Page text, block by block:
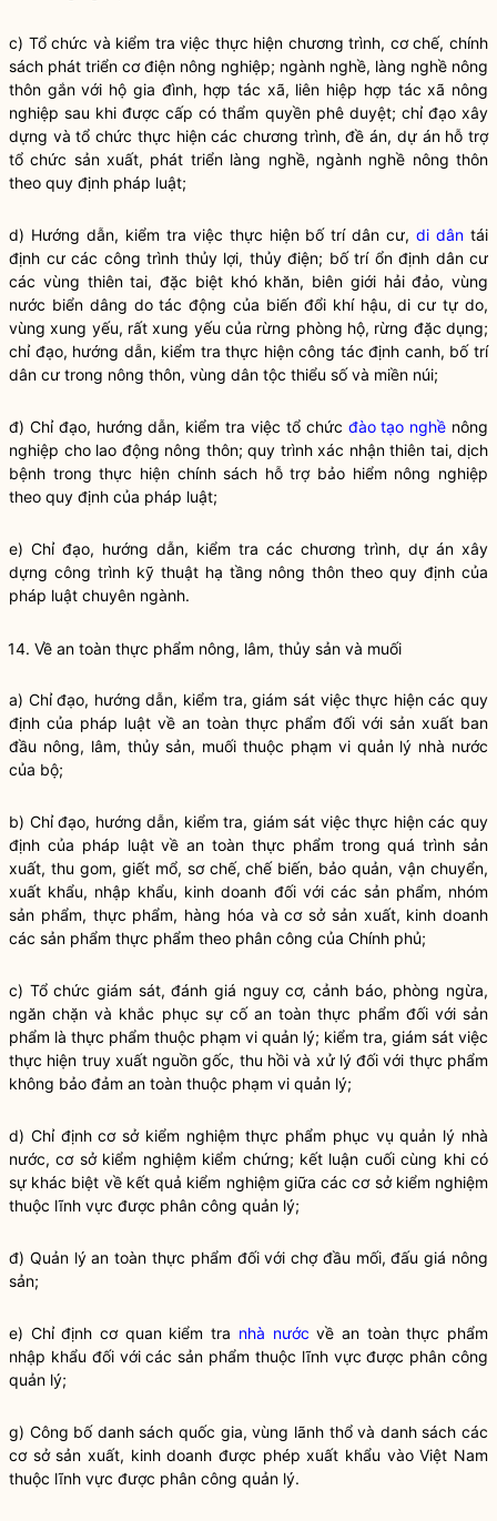
c) Tổ chức và kiểm tra việc thực hiện chương trình, cơ chế, chính
sách phát triển cơ điện nông nghiệp; ngành nghề, làng nghề nông
thôn gắn với hộ gia đình, hợp tác xã, liên hiệp hợp tác xã nông
nghiệp sau khi được cấp có thẩm quyềnphê duyệt; chỉ đạoxây
dựng và tổ chức thực hiện các chương trình, đề án, dự án hỗ trợ
tổ chức sản xuất, phát triển làng nghề, ngành nghề nông thôn
theo quy định pháp luật;
d) Hướng dẫn, kiểm tra việc thực hiện bố trí dân cư,di dân tái
định cư các công trình thủy lợi, thủy điện; bố trí ổn định dân cư
các vùng thiên tai, đặc biệt khó khăn, biên giới hảiđảo, vùng
nước biển dâng do tác động của biến đổi khí hậu, di cư tự do,
vùng xung yếu, rất xung yếu của rừng phòng hộ, rừng đặc dụng;
chỉ đạo, hướng dẫn, kiểm tra thực hiệncông tác định canh, bố trí
dân cư trong nông thôn, vùng dân tộc thiểu số và miền núi;
đ) Chỉ đạo, hướng dẫn, kiểm tra việc tổ chức đào tạo nghề nông
nghiệp cho lao động nông thôn; quy trình xác nhận thiên tai, dịch
bệnh trong thực hiện chính sách hỗ trợ bảo hiểm nông nghiệp
theo quy định của pháp luật;
e) Chỉ đạo, hướng dẫn, kiểm tra các chương trình, dự án xây
dựng công trình kỹ thuật hạ tầng nông thôn theo quy định của
pháp luật chuyên ngành.
14. Về an toàn thực phẩm nông, lâm, thủy sản và muối
a) Chỉ đạo, hướng dẫn, kiểm tra, giám sát việc thực hiện các quy
định của pháp luật về an toàn thực phẩm đối với sản xuất ban
đầu nông, lâm, thủy sản, muối thuộc phạm vi quản lý nhà nước
của bộ;
b) Chỉ đạo, hướng dẫn, kiểm tra, giám sát việc thực hiện các quy
định của pháp luậtvề an toàn thực phẩm trong quá trình sản
xuất, thu gom, giết mổ, sơ chế, chế biến, bảo quản, vận chuyển,
xuất khẩu, nhập khẩu, kinh doanh đối với các sản phẩm, nhóm
sản phẩm, thực phẩm, hàng hóa và cơ sở sản xuất, kinh doanh
các sản phẩm thực phẩm theo phân công của Chính phủ;
c) Tổ chức giám sát, đánh giá nguy cơ, cảnh báo, phòng ngừa,
ngăn chặn và khắc phục sự cố an toàn thực phẩm đối với sản
phẩm là thực phẩm thuộc phạm vi quản lý; kiểm tra, giám sát việc
thực hiện truy xuất nguồn gốc, thu hồi và xử lý đối với thực phẩm
không bảo đảm an toàn thuộc phạm vi quản lý;
d) Chỉ định cơ sở kiểm nghiệm thực phẩm phục vụquản lý nhà
nước, cơ sở kiểm nghiệm kiểm chứng; kết luận cuối cùng khi có
sự khác biệt về kết quả kiểm nghiệm giữa các cơ sở kiểm nghiệm
thuộc lĩnh vực được phân công quản lý;
đ) Quản lý an toàn thực phẩm đối với chợ đầu mối, đấu giá nông
sản;
e) Chỉ định cơ quan kiểm tra nhà nước về an toàn thực phẩm
nhập khẩu đối với các sản phẩm thuộc lĩnh vực được phân công
quản lý;
g) Công bố danh sáchquốc gia, vùng lãnh thổ và danh sách các
cơ sở sản xuất, kinh doanh được phép xuất khẩu vào Việt Nam
thuộc lĩnh vực được phân công quản lý.